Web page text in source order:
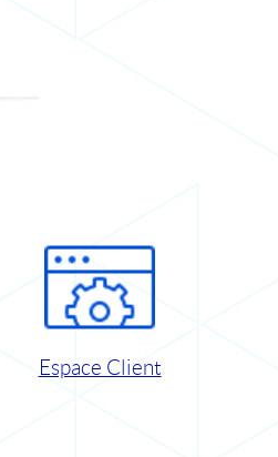
Espace Client